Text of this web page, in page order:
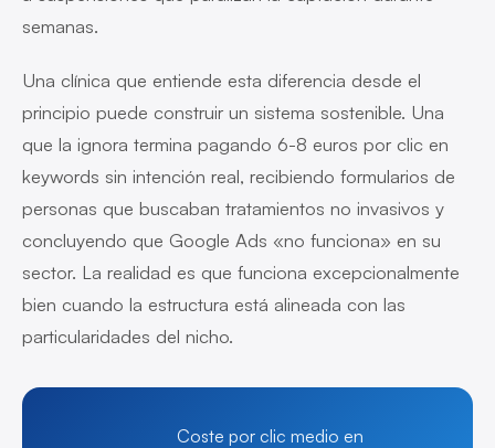
semanas.
Una clínica que entiende esta diferencia desde el
principio puede construir un sistema sostenible. Una
que la ignora termina pagando 6-8 euros por clic en
keywords sin intención real, recibiendo formularios de
personas que buscaban tratamientos no invasivos y
concluyendo que Google Ads «no funciona» en su
sector. La realidad es que funciona excepcionalmente
bien cuando la estructura está alineada con las
particularidades del nicho.
Coste por clic medio en